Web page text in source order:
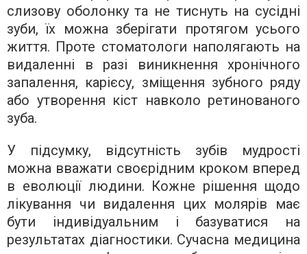
слизову оболонку та не тиснуть на сусідні
зуби, їх можна зберігати протягом усього
життя. Проте стоматологи наполягають на
видаленні в разі виникнення хронічного
запалення, карієсу, зміщення зубного ряду
або утворення кіст навколо ретинованого
зуба.
У підсумку, відсутність зубів мудрості
можна вважати своєрідним кроком вперед
в еволюції людини. Кожне рішення щодо
лікування чи видалення цих молярів має
бути індивідуальним і базуватися на
результатах діагностики. Сучасна медицина